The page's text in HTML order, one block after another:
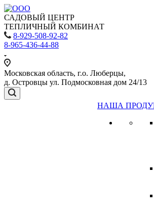
САДОВЫЙ ЦЕНТР
ТЕПЛИЧНЫЙ КОМБИНАТ
8-929-508-92-82
8-965-436-44-88
Московская область, г.о. Люберцы,
д. Островцы ул. Подмосковная дом 24/13
НАША